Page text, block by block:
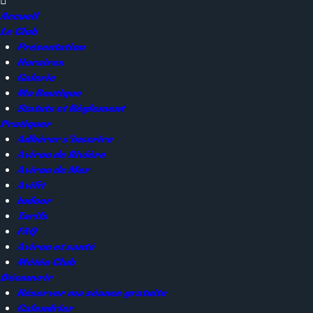
Accueil
Le Club
Présentation
Horaires
Galerie
Ma Boutique
Statuts et Règlement
Pratiquer
Adhérer s’inscrire
Aviron de Rivière
Aviron de Mer
Avifit
Indoor
Tarifs
FAQ
Aviron et santé
Météo Club
Découvrir
Réserver ma séance gratuite
Calendrier